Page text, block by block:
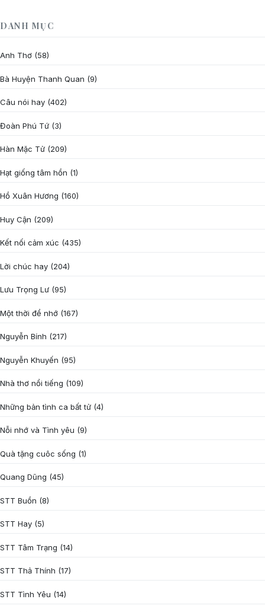
DANH MỤC
Anh Thơ (58)
Bà Huyện Thanh Quan (9)
Câu nói hay (402)
Đoàn Phú Tứ (3)
Hàn Mặc Tử (209)
Hạt giống tâm hồn (1)
Hồ Xuân Hương (160)
Huy Cận (209)
Kết nối cảm xúc (435)
Lời chúc hay (204)
Lưu Trọng Lư (95)
Một thời để nhớ (167)
Nguyễn Bính (217)
Nguyễn Khuyến (95)
Nhà thơ nổi tiếng (109)
Những bản tình ca bất tử (4)
Nỗi nhớ và Tình yêu (9)
Quà tặng cuôc sống (1)
Quang Dũng (45)
STT Buồn (8)
STT Hay (5)
STT Tâm Trạng (14)
STT Thả Thính (17)
STT Tình Yêu (14)